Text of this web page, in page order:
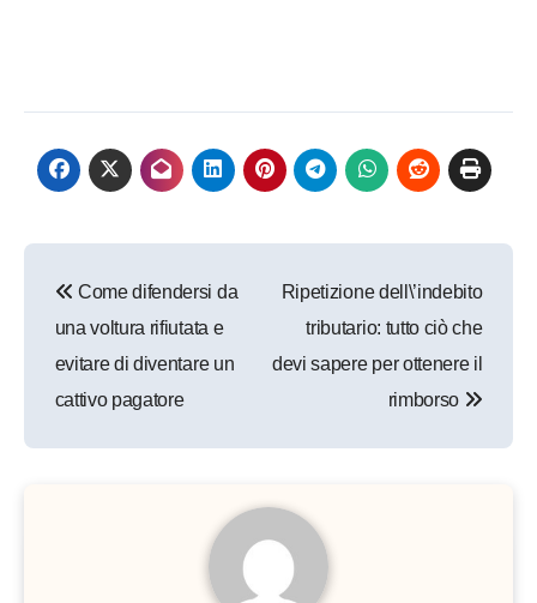
articoli
Come difendersi da
una voltura rifiutata e
evitare di diventare un
cattivo pagatore
Ripetizione dell\’indebito
tributario: tutto ciò che
devi sapere per ottenere il
rimborso